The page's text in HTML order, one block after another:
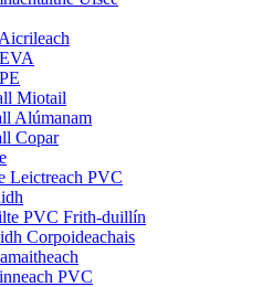
Miotail
Alúmanam
Copar
Leictreach PVC
PVC Frith-duillín
Corpoideachais
PVC